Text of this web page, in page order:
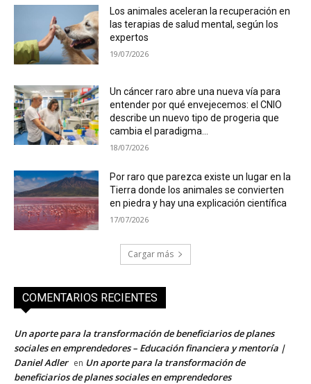
Los animales aceleran la recuperación en
las terapias de salud mental, según los
expertos
19/07/2026
Un cáncer raro abre una nueva vía para
entender por qué envejecemos: el CNIO
describe un nuevo tipo de progeria que
cambia el paradigma...
18/07/2026
Por raro que parezca existe un lugar en la
Tierra donde los animales se convierten
en piedra y hay una explicación científica
17/07/2026
Cargar más
COMENTARIOS RECIENTES
Un aporte para la transformación de beneficiarios de planes
sociales en emprendedores – Educación financiera y mentoría |
Daniel Adler en Un aporte para la transformación de
beneficiarios de planes sociales en emprendedores